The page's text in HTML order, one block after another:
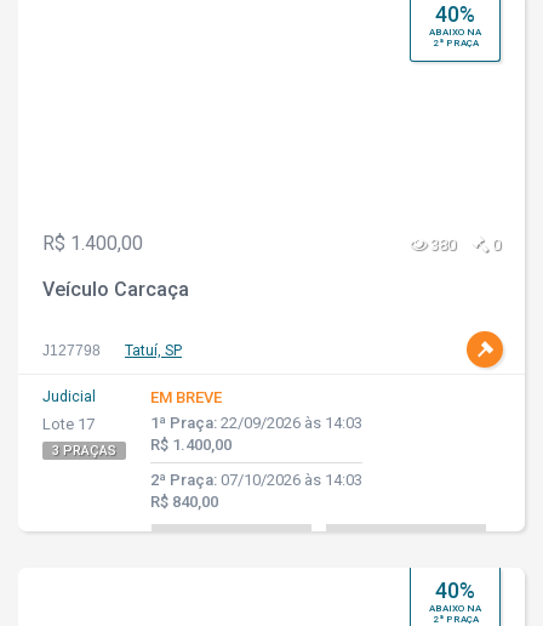
40%
ABAIXO NA
2ª PRAÇA
R$ 1.400,00 380 0
Veículo Carcaça
J127798 Tatuí, SP
Judicial
Lote 17
3 PRAÇAS
EM BREVE
1ª Praça: 22/09/2026 às 14:03
R$ 1.400,00
2ª Praça: 07/10/2026 às 14:03
R$ 840,00
40%
ABAIXO NA
2ª PRAÇA